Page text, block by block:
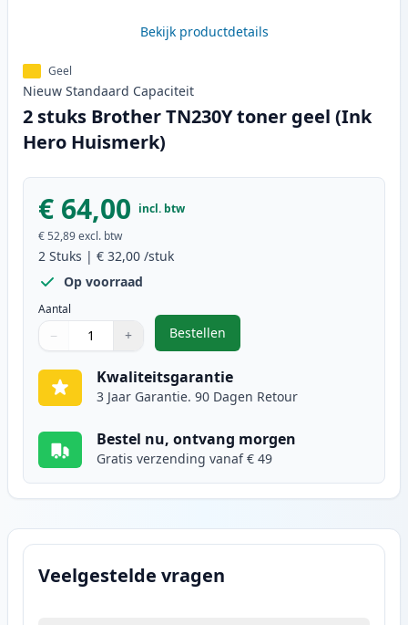
Bekijk productdetails
Geel
Nieuw Standaard Capaciteit
2 stuks Brother TN230Y toner geel (Ink
Hero Huismerk)
€ 64,00 incl. btw
€ 52,89excl. btw
2 Stuks | € 32,00 /stuk
Op voorraad
Aantal
Gebruik de knoppen om aan te passen
− +
1
Bestellen
,2 stuks Brother TN230Y toner
Kwaliteitsgarantie
3 Jaar Garantie. 90 Dagen Retour
Bestel nu, ontvang morgen
Gratis verzending vanaf € 49
Veelgestelde vragen